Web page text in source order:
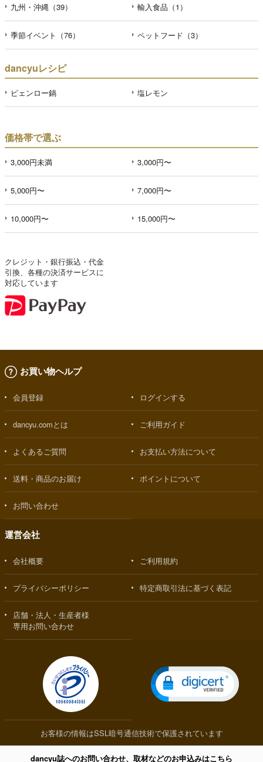
九州・沖縄（39） 輸入食品（1）
季節イベント（76） ペットフード（3）
dancyuレシピ
ピェンロー鍋 塩レモン
価格帯で選ぶ
3,000円未満 3,000円〜
5,000円〜 7,000円〜
10,000円〜 15,000円〜
クレジット・銀行振込・代金
引換、各種の決済サービスに
対応しています
お買い物ヘルプ
会員登録 ログインする
dancyu.comとは ご利用ガイド
よくあるご質問 お支払い方法について
送料・商品のお届け ポイントについて
お問い合わせ
運営会社
会社概要 ご利用規約
プライバシーポリシー 特定商取引法に基づく表記
店舗・法人・生産者様
専用お問い合わせ
お客様の情報はSSL暗号通信技術で保護されています
dancyu誌へのお問い合わせ、取材などのお申込みはこちら